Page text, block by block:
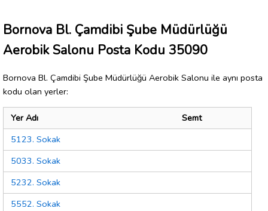
Bornova Bl. Çamdibi Şube Müdürlüğü
Aerobik Salonu Posta Kodu 35090
Bornova Bl. Çamdibi Şube Müdürlüğü Aerobik Salonu ile aynı posta
kodu olan yerler:
Yer Adı
Semt
5123. Sokak
5033. Sokak
5232. Sokak
5552. Sokak